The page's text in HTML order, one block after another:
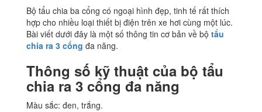
Bộ tẩu chia ba cổng có ngoại hình đẹp, tinh tế rất thích
hợp cho nhiều loại thiết bị điện trên xe hơi cùng một lúc.
Bài viết dưới đây là một số thông tin cơ bản về bộ tẩu
chia ra 3 cổng đa năng.
Thông số kỹ thuật của bộ tẩu
chia ra 3 cổng đa năng
Màu sắc: đen, trắng.